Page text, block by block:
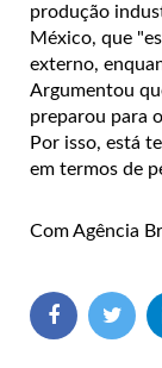
produção
México, que
externo,
Argumentou
preparou para
Por isso, está
em termos de
Com Agência